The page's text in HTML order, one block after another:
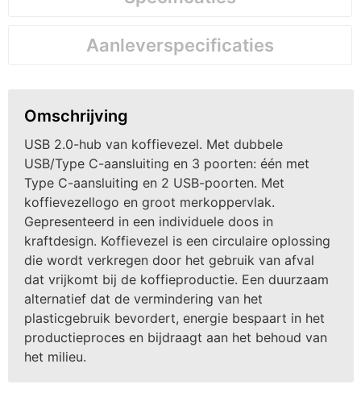
Aanleverspecificaties
Omschrijving
USB 2.0-hub van koffievezel. Met dubbele
USB/Type C-aansluiting en 3 poorten: één met
Type C-aansluiting en 2 USB-poorten. Met
koffievezellogo en groot merkoppervlak.
Gepresenteerd in een individuele doos in
kraftdesign. Koffievezel is een circulaire oplossing
die wordt verkregen door het gebruik van afval
dat vrijkomt bij de koffieproductie. Een duurzaam
alternatief dat de vermindering van het
plasticgebruik bevordert, energie bespaart in het
productieproces en bijdraagt ​​aan het behoud van
het milieu.